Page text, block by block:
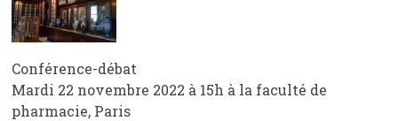
Conférence-débat
Mardi 22 novembre 2022 à 15h à la faculté de
pharmacie, Paris